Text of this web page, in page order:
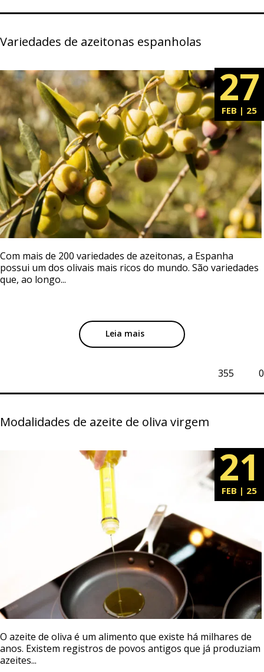
Variedades de azeitonas espanholas
27
FEB | 25
Com mais de 200 variedades de azeitonas, a Espanha
possui um dos olivais mais ricos do mundo. São variedades
que, ao longo...
Leia mais
0
355
Modalidades de azeite de oliva virgem
21
FEB | 25
O azeite de oliva é um alimento que existe há milhares de
anos. Existem registros de povos antigos que já produziam
azeites...